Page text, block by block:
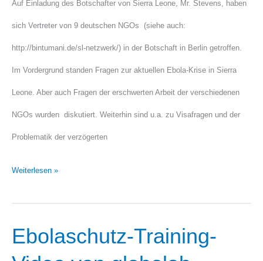
Auf Einladung des Botschafter von Sierra Leone, Mr. Stevens, haben
sich Vertreter von 9 deutschen NGOs (siehe auch:
http://bintumani.de/sl-netzwerk/) in der Botschaft in Berlin getroffen.
Im Vordergrund standen Fragen zur aktuellen Ebola-Krise in Sierra
Leone. Aber auch Fragen der erschwerten Arbeit der verschiedenen
NGOs wurden diskutiert. Weiterhin sind u.a. zu Visafragen und der
Problematik der verzögerten
Weiterlesen »
Ebolaschutz-Training-
Ebolaschutz-
Training-